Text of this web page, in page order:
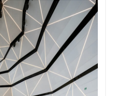
らせ
お問合せ